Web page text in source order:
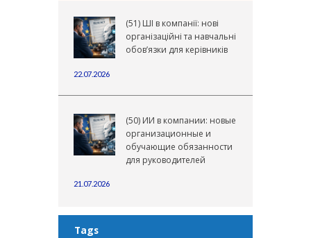
(51) ШІ в компанії: нові
організаційні та навчальні
обов’язки для керівників
22.07.2026
(50) ИИ в компании: новые
организационные и
обучающие обязанности
для руководителей
21.07.2026
Tags